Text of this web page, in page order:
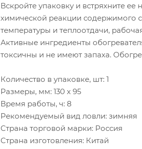
Вскройте упаковку и встряхните ее
химической реакции содержимого
температуры и теплоотдачи,
Активные ингредиенты
токсичны и не имеют запаха.
Количество в упаковке, шт: 1
Размеры, мм: 130 х 95
Время работы, ч: 8
Рекомендуемый вид ловли: зимняя
Страна торговой марки: Россия
Страна изготовления: Китай